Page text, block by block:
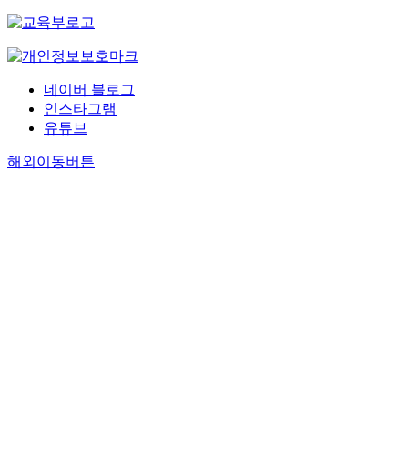
네이버 블로그
인스타그램
유튜브
해외이동버튼